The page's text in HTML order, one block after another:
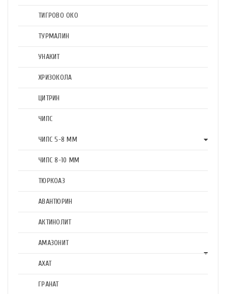
ТИГРОВО ОКО
ТУРМАЛИН
УНАКИТ
ХРИЗОКОЛА
ЦИТРИН
ЧИПС
ЧИПС 5-8 ММ
ЧИПС 8-10 ММ
ТЮРКОАЗ
АВАНТЮРИН
АКТИНОЛИТ
АМАЗОНИТ
АХАТ
ГРАНАТ